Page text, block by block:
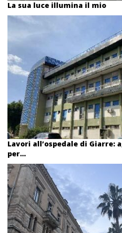
La sua luce illumina il mio
Lavori all’ospedale di Giarre:
per...